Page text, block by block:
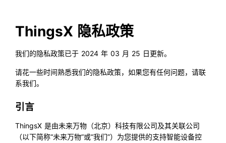
ThingsX 隐私政策
我们的隐私政策已于 2024 年 03 月 25 日更新。
请花一些时间熟悉我们的隐私政策，如果您有任何问题，请联
系我们。
引言
ThingsX 是由未来万物（北京）科技有限公司及其关联公司
（以下简称“未来万物”或“我们”）为您提供的支持智能设备控